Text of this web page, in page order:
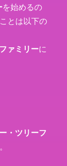
を始めるの
とは以下の
ァミリーに
・ツリーフ